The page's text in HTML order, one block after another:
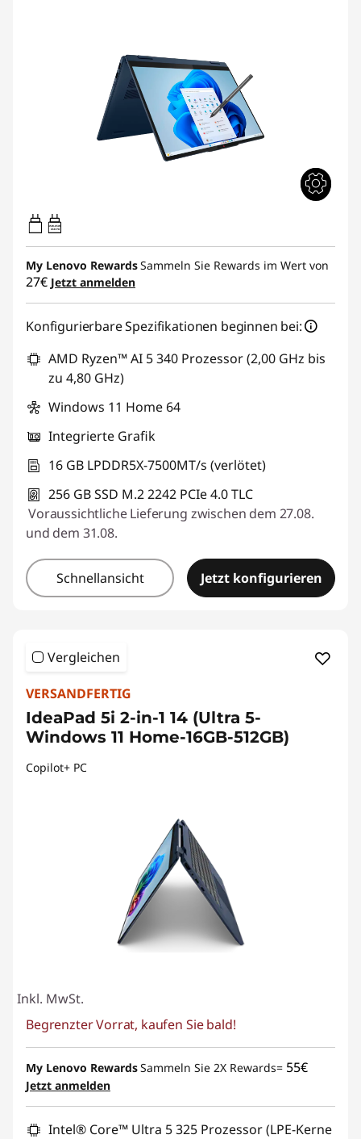
45W-65W
USB PD
My Lenovo RewardsSammeln Sie Rewards im Wert von
27€ Jetzt anmelden
Konfigurierbare Spezifikationen beginnen bei:
AMD Ryzen™ AI 5 340 Prozessor (2,00 GHz bis
zu 4,80 GHz)
Windows 11 Home 64
Integrierte Grafik
16 GB LPDDR5X-7500MT/s (verlötet)
256 GB SSD M.2 2242 PCIe 4.0 TLC
Voraussichtliche Lieferung zwischen dem 27.08.
und dem 31.08.
Schnellansicht Jetzt konfigurieren
Vergleichen
VERSANDFERTIG
IdeaPad 5i 2-in-1 14 (Ultra 5-
Windows 11 Home-16GB-512GB)
Copilot+ PC
Inkl. MwSt.
Begrenzter Vorrat, kaufen Sie bald!
My Lenovo RewardsSammeln Sie 2X Rewards= 55€
Jetzt anmelden
Intel® Core™ Ultra 5 325 Prozessor (LPE-Kerne